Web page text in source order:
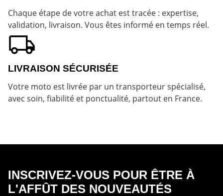
Chaque étape de votre achat est tracée : expertise,
validation, livraison. Vous êtes informé en temps réel.
LIVRAISON SÉCURISÉE
Votre moto est livrée par un transporteur spécialisé,
avec soin, fiabilité et ponctualité, partout en France.
INSCRIVEZ-VOUS POUR ÊTRE À
L'AFFÛT DES NOUVEAUTÉS